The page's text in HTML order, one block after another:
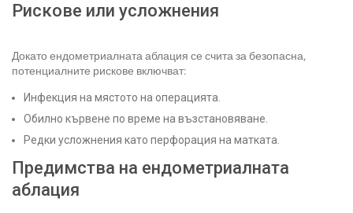
Рискове или усложнения
Докато ендометриалната аблация се счита за безопасна,
потенциалните рискове включват:
Инфекция на мястото на операцията.
Обилно кървене по време на възстановяване.
Редки усложнения като перфорация на матката.
Предимства на ендометриалната
аблация